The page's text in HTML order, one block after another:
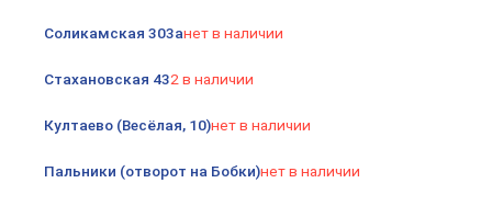
Соликамская 303анет в наличии
Стахановская 432 в наличии
Култаево (Весёлая, 10)нет в наличии
Пальники (отворот на Бобки)нет в наличии